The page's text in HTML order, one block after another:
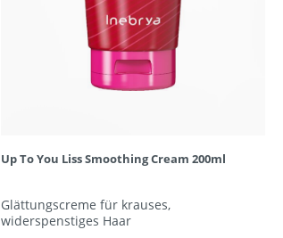
Up To You Liss Smoothing Cream 200ml
Glättungscreme für krauses,
widerspenstiges Haar